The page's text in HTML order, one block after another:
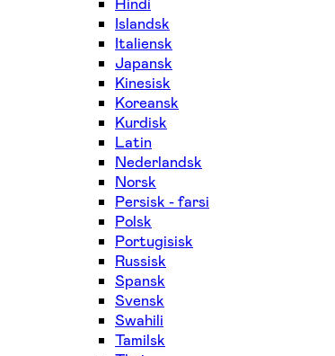
Islandsk
Italiensk
Japansk
Kinesisk
Koreansk
Kurdisk
Latin
Nederlandsk
Norsk
Persisk - farsi
Polsk
Portugisisk
Russisk
Spansk
Svensk
Swahili
Tamilsk